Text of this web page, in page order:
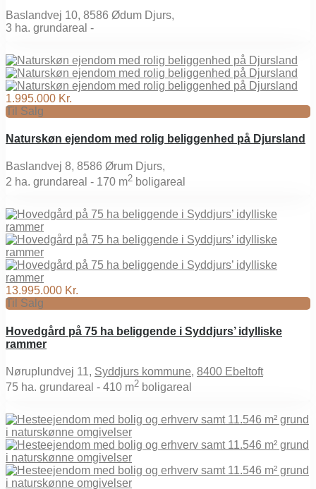
Baslandvej 10, 8586 Ødum Djurs,
3 ha. grundareal -
1.995.000 Kr.
Til Salg
Naturskøn ejendom med rolig beliggenhed på Djursland
Baslandvej 8, 8586 Ørum Djurs,
2 ha. grundareal - 170 m2 boligareal
13.995.000 Kr.
Til Salg
Hovedgård på 75 ha beliggende i Syddjurs’ idylliske
rammer
Nøruplundvej 11, Syddjurs kommune, 8400 Ebeltoft
75 ha. grundareal - 410 m2 boligareal